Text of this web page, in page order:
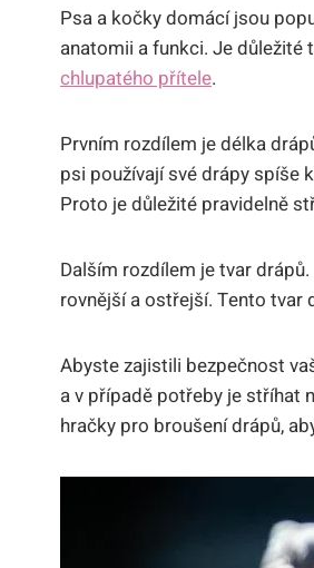
Psa a kočky domácí jsou
anatomii a funkci. Je
chlupatého přítele.
Prvním rozdílem je délka
psi používají své drápy spíše
Proto je důležité pravidelně
Dalším rozdílem je tvar
rovnější a ostřejší. Tento tvar
Abyste zajistili bezpečnost
a v případě potřeby je stříhat
hračky pro broušení drápů,